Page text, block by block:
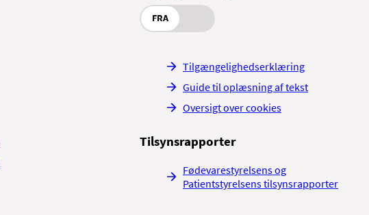
FRA
Tilgængelighedserklæring
Guide til oplæsning af tekst
Oversigt over cookies
Tilsynsrapporter
Fødevarestyrelsens og
Patientstyrelsens tilsynsrapporter